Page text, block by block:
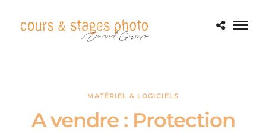
MATÉRIEL & LOGICIELS
A vendre : Protection